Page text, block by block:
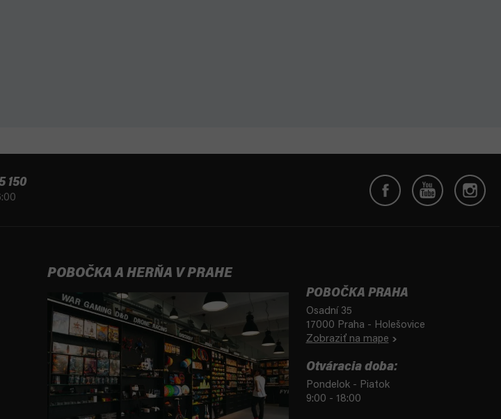
150
POBOČKA A HERŇA V PRAHE
POBOČKA PRAHA
Osadní 35
17000 Praha - Holešovice
Zobraziť na mape
Otváracia doba:
Pondelok - Piatok
9:00 - 18:00